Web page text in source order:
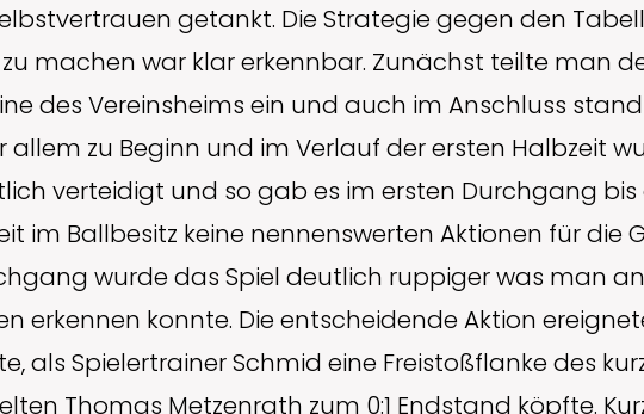
getankt. Die Strategie gegen den
machen war klar erkennbar. Zunächst teilte man
des Vereinsheims ein und auch im Anschluss
allem zu Beginn und im Verlauf der ersten Halbzeit
verteidigt und so gab es im ersten Durchgang
im Ballbesitz keine nennenswerten Aktionen für die
wurde das Spiel deutlich ruppiger was man
erkennen konnte. Die entscheidende Aktion
als Spielertrainer Schmid eine Freistoßflanke des
Thomas Metzenrath zum 0:1 Endstand köpfte.